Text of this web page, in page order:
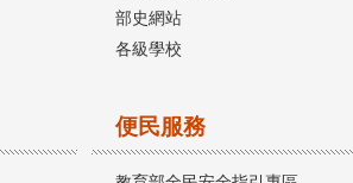
部史網站
各級學校
便民服務